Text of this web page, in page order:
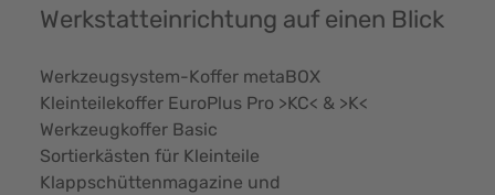
Werkstatteinrichtung auf einen Blick
Werkzeugsystem-Koffer metaBOX
Kleinteilekoffer EuroPlus Pro >KC< & >K<
Werkzeugkoffer Basic
Sortierkästen für Kleinteile
Klappschüttenmagazine und